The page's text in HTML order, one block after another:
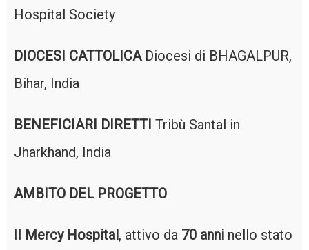
Hospital Society
DIOCESI CATTOLICA Diocesi di BHAGALPUR,
Bihar, India
BENEFICIARI DIRETTI Tribù Santal in
Jharkhand, India
AMBITO DEL PROGETTO
Il Mercy Hospital, attivo da 70 anni nello stato